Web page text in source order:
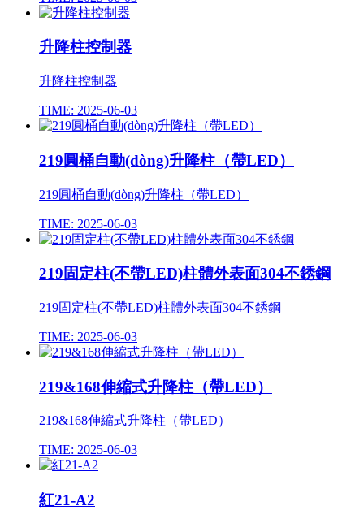
升降柱控制器
升降柱控制器
TIME: 2025-06-03
219圓桶自動(dòng)升降柱（帶LED）
219圓桶自動(dòng)升降柱（帶LED）
TIME: 2025-06-03
219固定柱(不帶LED)柱體外表面304不銹鋼
219固定柱(不帶LED)柱體外表面304不銹鋼
TIME: 2025-06-03
219&168伸縮式升降柱（帶LED）
219&168伸縮式升降柱（帶LED）
TIME: 2025-06-03
紅21-A2